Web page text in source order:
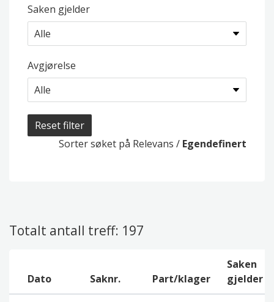
Saken gjelder
Avgjørelse
Reset filter
Sorter søket på Relevans / Egendefinert
Totalt antall treff: 197
Dato Saknr. Part/klager
Saken
gjelder